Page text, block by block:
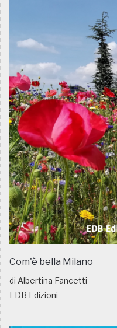
Com'è bella Milano
di Albertina Fancetti
EDB Edizioni